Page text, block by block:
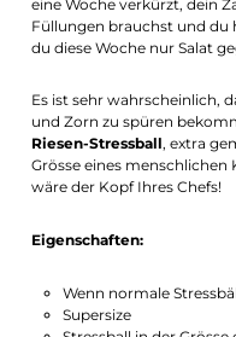
eine Woche verkürzt, dein
Füllungen brauchst und du
du diese Woche nur Salat
Es ist sehr wahrscheinlich,
und Zorn zu spüren
Riesen-Stressball, extra
Grösse eines menschlichen
wäre der Kopf Ihres Chefs!
Eigenschaften:
Wenn normale
Supersize